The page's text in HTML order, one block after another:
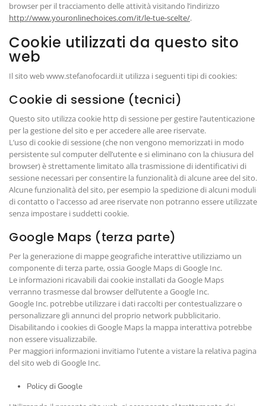
browser per il tracciamento delle attività visitando l’indirizzo
http://www.youronlinechoices.com/it/le-tue-scelte/.
Cookie utilizzati da questo sito
web
Il sito web www.stefanofocardi.it utilizza i seguenti tipi di cookies:
Cookie di sessione (tecnici)
Questo sito utilizza cookie http di sessione per gestire l’autenticazione
per la gestione del sito e per accedere alle aree riservate.
L’uso di cookie di sessione (che non vengono memorizzati in modo
persistente sul computer dell’utente e si eliminano con la chiusura del
browser) è strettamente limitato alla trasmissione di identificativi di
sessione necessari per consentire la funzionalità di alcune aree del sito.
Alcune funzionalità del sito, per esempio la spedizione di alcuni moduli
di contatto o l'accesso ad aree riservate non potranno essere utilizzate
senza impostare i suddetti cookie.
Google Maps (terza parte)
Per la generazione di mappe geografiche interattive utilizziamo un
componente di terza parte, ossia Google Maps di Google Inc.
Le informazioni ricavabili dai cookie installati da Google Maps
verranno trasmesse dal browser dell’utente a Google Inc.
Google Inc. potrebbe utilizzare i dati raccolti per contestualizzare o
personalizzare gli annunci del proprio network pubblicitario.
Disabilitando i cookies di Google Maps la mappa interattiva potrebbe
non essere visualizzabile.
Per maggiori informazioni invitiamo l'utente a vistare la relativa pagina
del sito web di Google Inc.
Policy di Google